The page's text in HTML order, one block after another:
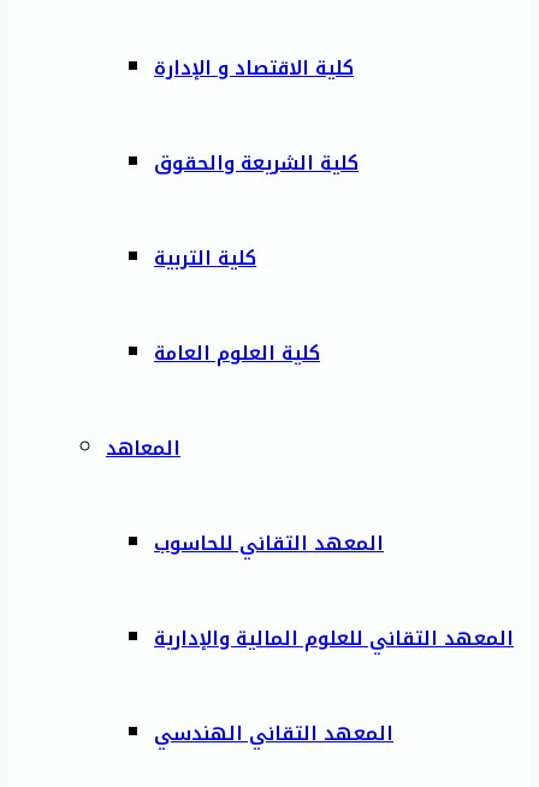
كلية الاقتصاد و الإدارة
كلية الشريعة والحقوق
كلية التربية
كلية العلوم العامة
المعاهد
المعهد التقاني للحاسوب
المعهد التقاني للعلوم المالية والإدارية
المعهد التقاني الهندسي